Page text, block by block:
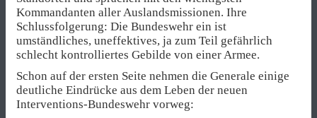
Kommandanten aller Auslandsmissionen. Ihre
Schlussfolgerung: Die Bundeswehr ein ist
umständliches, uneffektives, ja zum Teil gefährlich
schlecht kontrolliertes Gebilde von einer Armee.
Schon auf der ersten Seite nehmen die Generale einige
deutliche Eindrücke aus dem Leben der neuen
Interventions-Bundeswehr vorweg: